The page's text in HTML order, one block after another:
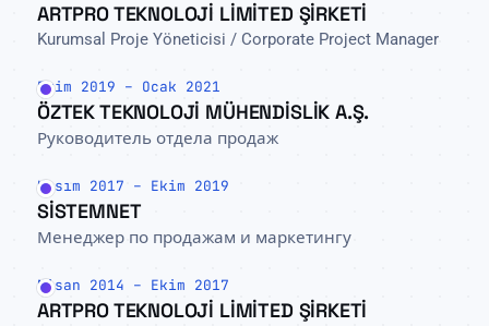
ARTPRO TEKNOLOJİ LİMİTED ŞİRKETİ
Kurumsal Proje Yöneticisi / Corporate Project Manager
Ekim 2019 – Ocak 2021
ÖZTEK TEKNOLOJİ MÜHENDİSLİK A.Ş.
Руководитель отдела продаж
Kasım 2017 – Ekim 2019
SİSTEMNET
Менеджер по продажам и маркетингу
Nisan 2014 – Ekim 2017
ARTPRO TEKNOLOJİ LİMİTED ŞİRKETİ